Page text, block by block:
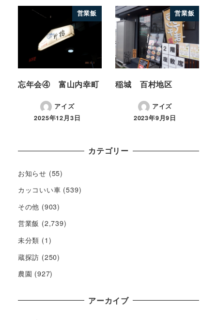
営業飯
忘年会④ 富山内幸町
アイズ
2025年12月3日
営業飯
稲城 百村地区
アイズ
2023年9月9日
カテゴリー
お知らせ (55)
カッコいい車 (539)
その他 (903)
営業飯 (2,739)
未分類 (1)
蔵探訪 (250)
農園 (927)
アーカイブ